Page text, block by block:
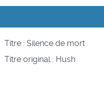
Titre : Silence de mort
Titre original : Hush